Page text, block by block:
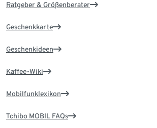
Ratgeber & Größenberater
Geschenkkarte
Geschenkideen
Kaffee-Wiki
Mobilfunklexikon
Tchibo MOBIL FAQs